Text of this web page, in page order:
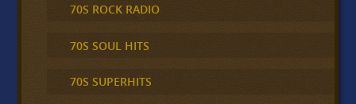
70S ROCK RADIO
70S SOUL HITS
70S SUPERHITS